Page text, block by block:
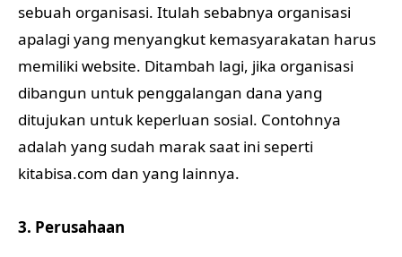
sebuah organisasi. Itulah sebabnya organisasi
apalagi yang menyangkut kemasyarakatan harus
memiliki website. Ditambah lagi, jika organisasi
dibangun untuk penggalangan dana yang
ditujukan untuk keperluan sosial. Contohnya
adalah yang sudah marak saat ini seperti
kitabisa.com dan yang lainnya.
3. Perusahaan